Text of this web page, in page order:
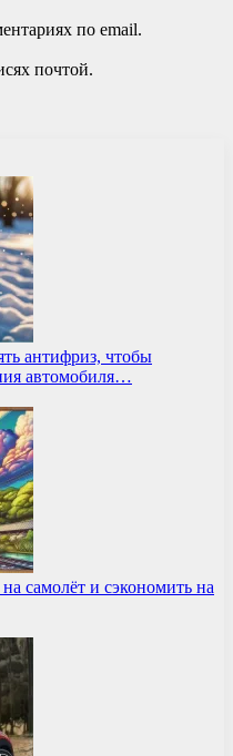
по email.
почтой.
антифриз, чтобы
автомобиля…
самолёт и сэкономить на